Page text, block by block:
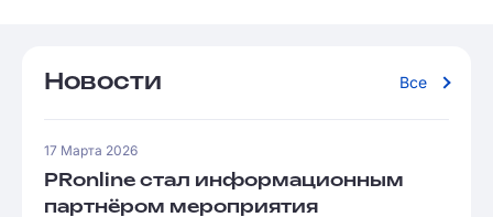
Новости Все
17 Марта 2026
PRonline стал информационным
партнёром мероприятия